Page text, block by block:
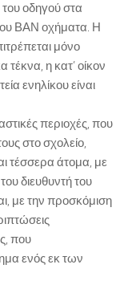
οδηγού στα
ΒΑΝ οχήματα. Η
μόνο
η κατ’ οίκον
ενηλίκου είναι
περιοχές, που
στο σχολείο,
τέσσερα άτομα, με
διευθυντή του
με την προσκόμιση
που
ενός εκ των